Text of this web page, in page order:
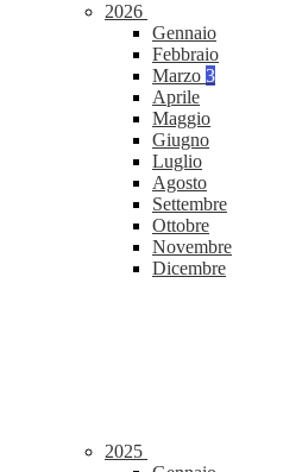
2026
Gennaio
Febbraio
Marzo 3
Aprile
Maggio
Giugno
Luglio
Agosto
Settembre
Ottobre
Novembre
Dicembre
2025